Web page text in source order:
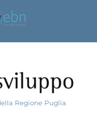
Regione Puglia